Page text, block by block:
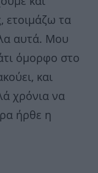
ετοιμάζω τα
αυτά. Μου
όμορφο στο
και
χρόνια να
ήρθε η